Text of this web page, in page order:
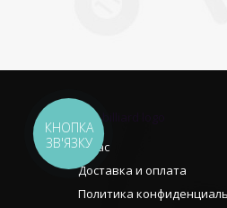
О нас
Доставка и оплата
Политика
КНОПКА
ЗВ'ЯЗКУ